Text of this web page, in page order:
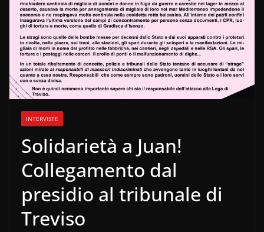
INTERVISTE
Solidarietà a Juan!
Collegamento dal
presidio al tribunale di
Treviso